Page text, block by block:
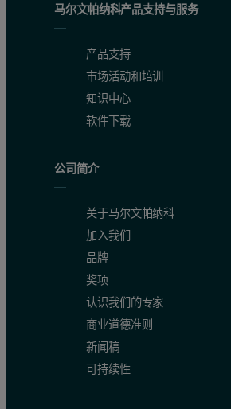
马尔文帕纳科产品支持与服务
产品支持
市场活动和培训
知识中心
软件下载
公司简介
关于马尔文帕纳科
加入我们
品牌
奖项
认识我们的专家
商业道德准则
新闻稿
可持续性